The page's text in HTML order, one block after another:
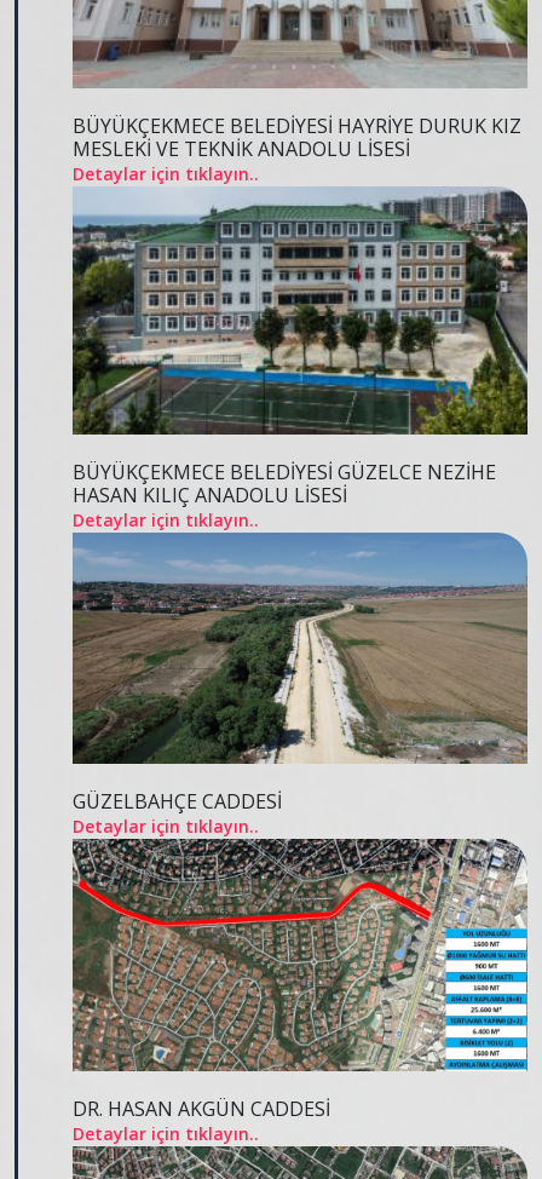
BÜYÜKÇEKMECE BELEDİYESİ HAYRİYE DURUK KIZ
MESLEKİ VE TEKNİK ANADOLU LİSESİ
Detaylar için tıklayın..
BÜYÜKÇEKMECE BELEDİYESİ GÜZELCE NEZİHE
HASAN KILIÇ ANADOLU LİSESİ
Detaylar için tıklayın..
GÜZELBAHÇE CADDESİ
Detaylar için tıklayın..
DR. HASAN AKGÜN CADDESİ
Detaylar için tıklayın..